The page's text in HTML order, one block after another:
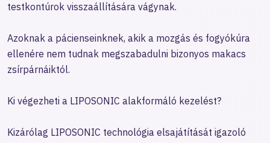
testkontúrok visszaállítására vágynak.
Azoknak a pácienseinknek, akik a mozgás és fogyókúra
ellenére nem tudnak megszabadulni bizonyos makacs
zsírpárnáiktól.
Ki végezheti a LIPOSONIC alakformáló kezelést?
Kizárólag LIPOSONIC technológia elsajátítását igazoló